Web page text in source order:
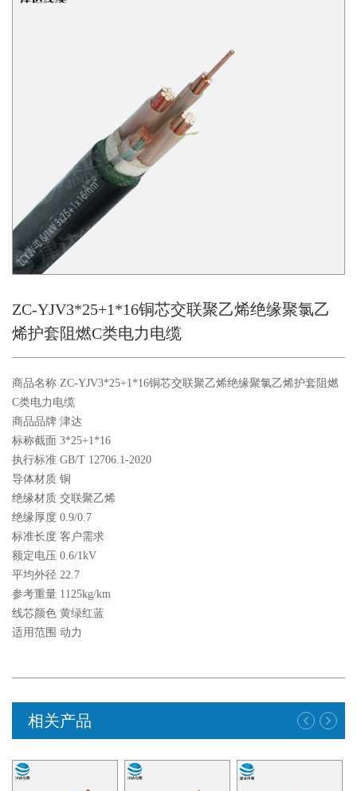
ZC-YJV3*25+1*16铜芯交联聚乙烯绝缘聚氯乙
烯护套阻燃C类电力电缆
商品名称 ZC-YJV3*25+1*16铜芯交联聚乙烯绝缘聚氯乙烯护套阻燃
C类电力电缆
商品品牌 津达
标称截面 3*25+1*16
执行标准 GB/T 12706.1-2020
导体材质 铜
绝缘材质 交联聚乙烯
绝缘厚度 0.9/0.7
标准长度 客户需求
额定电压 0.6/1kV
平均外径 22.7
参考重量 1125kg/km
线芯颜色 黄绿红蓝
适用范围 动力
相关产品